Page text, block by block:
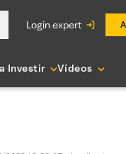
login expert
Investir Vídeos